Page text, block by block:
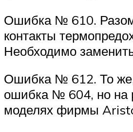
Ошибка № 610.
контакты
Необходимо
Ошибка № 612. То
ошибка № 604, но на
моделях фирмы